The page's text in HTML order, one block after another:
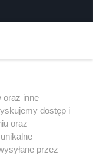
oraz inne
dostęp i
oraz
przez